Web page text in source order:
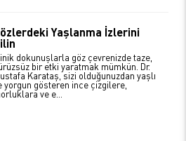
Yaşlanma İzlerini
dokunuşlarla göz çevrenizde taze,
bir etki yaratmak mümkün. Dr.
Karataş, sizi olduğunuzdan yaşlı
yorgun gösteren ince çizgilere,
ve e...